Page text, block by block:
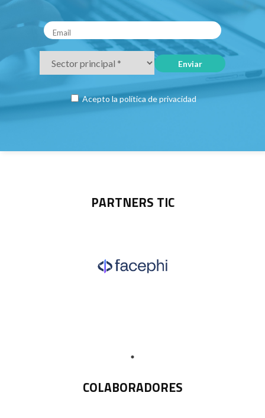
Acepto la política de privacidad
PARTNERS TIC
COLABORADORES